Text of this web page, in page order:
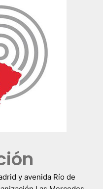
y avenida Río de